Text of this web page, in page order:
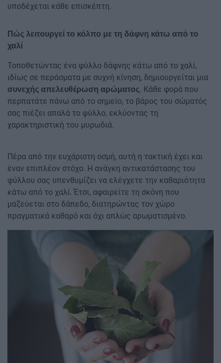
υποδέχεται κάθε επισκέπτη.
Πώς λειτουργεί το κόλπο με τη δάφνη κάτω από το
χαλί
Τοποθετώντας ένα φύλλο δάφνης κάτω από το χαλί,
ιδίως σε περάσματα με συχνή κίνηση, δημιουργείται μια
συνεχής απελευθέρωση αρώματος. Κάθε φορά που
περπατάτε πάνω από το σημείο, το βάρος του σώματός
σας πιέζει απαλά το φύλλο, εκλύοντας τη
χαρακτηριστική του μυρωδιά.
Πέρα από την ευχάριστη οσμή, αυτή η τακτική έχει και
έναν επιπλέον στόχο. Η ανάγκη αντικατάστασης του
φύλλου σας υπενθυμίζει να ελέγχετε την καθαριότητα
κάτω από το χαλί. Έτσι, αφαιρείτε τη σκόνη που
μαζεύεται στο δάπεδο, διατηρώντας τον χώρο
πραγματικά καθαρό και όχι απλώς αρωματισμένο.